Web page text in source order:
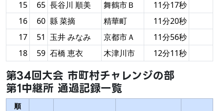
15
65 長谷川 順美 舞鶴市Ｂ
11分17秒
16
60 縣 菜摘 精華町
11分20秒
17
51 玉井 みなみ 京都市Ａ
11分56秒
18
59 石橋 恵衣 木津川市 12分11秒
第34回大会 市町村チャレンジの部
第1中継所 通過記録一覧
順